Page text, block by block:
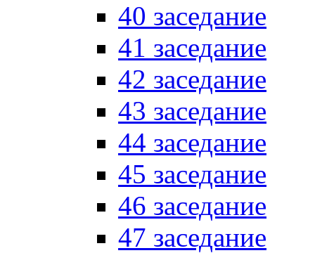
40 заседание
41 заседание
42 заседание
43 заседание
44 заседание
45 заседание
46 заседание
47 заседание